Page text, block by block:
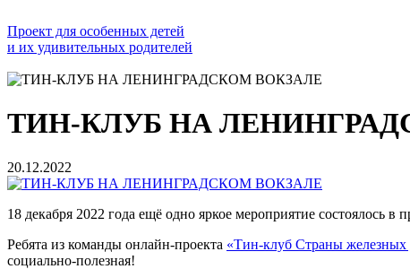
Проект для особенных детей
и их удивительных родителей
ТИН-КЛУБ НА
20.12.2022
18 декабря 2022 года ещё одно яркое мероприятие состоялось
Ребята из команды онлайн-проекта «Тин-клуб Страны железных
социально-полезная!